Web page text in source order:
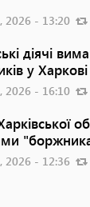
2026 - 13:20
діячі
у Харкові
2026 - 16:10
2026 - 12:36